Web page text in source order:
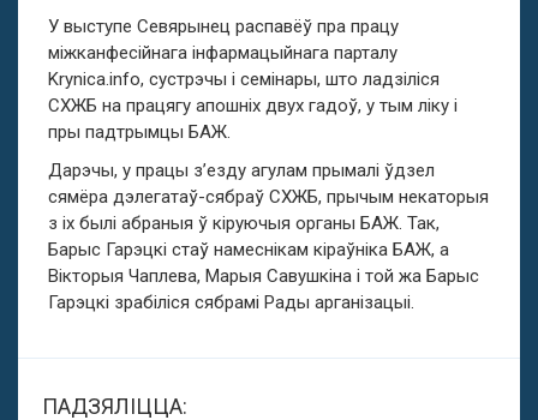
У выступе Севярынец распавёў пра працу
міжканфесійнага інфармацыйнага парталу
Krynica.info, сустрэчы і семінары, што ладзіліся
СХЖБ на працягу апошніх двух гадоў, у тым ліку і
пры падтрымцы БАЖ.
Дарэчы, у працы з’езду агулам прымалі ўдзел
сямёра дэлегатаў-сябраў СХЖБ, прычым некаторыя
з іх былі абраныя ў кіруючыя органы БАЖ. Так,
Барыс Гарэцкі стаў намеснікам кіраўніка БАЖ, а
Вікторыя Чаплева, Марыя Савушкіна і той жа Барыс
Гарэцкі зрабіліся сябрамі Рады арганізацыі.
ПАДЗЯЛІЦЦА: